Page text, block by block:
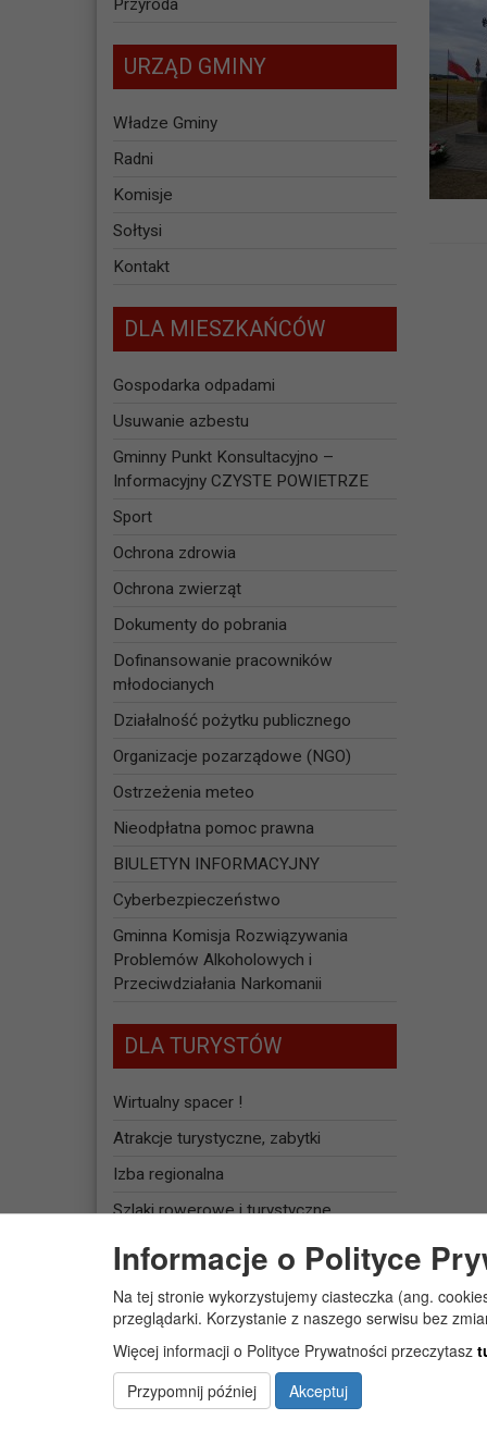
Przyroda
URZĄD GMINY
Władze Gminy
Radni
Komisje
Sołtysi
Kontakt
DLA MIESZKAŃCÓW
Gospodarka odpadami
Usuwanie azbestu
Gminny Punkt Konsultacyjno –
Informacyjny CZYSTE POWIETRZE
Sport
Ochrona zdrowia
Ochrona zwierząt
Dokumenty do pobrania
Dofinansowanie pracowników
młodocianych
Działalność pożytku publicznego
Organizacje pozarządowe (NGO)
Ostrzeżenia meteo
Nieodpłatna pomoc prawna
BIULETYN INFORMACYJNY
Cyberbezpieczeństwo
Gminna Komisja Rozwiązywania
Problemów Alkoholowych i
Przeciwdziałania Narkomanii
DLA TURYSTÓW
Wirtualny spacer !
Atrakcje turystyczne, zabytki
Izba regionalna
Szlaki rowerowe i turystyczne
Baza noclegowa
JEDNOSTKI
ORGANIZACYJNE
Żłobek Gminny „PUCHATEK”
Informacje o Polityce
Na tej stronie wykorzystujemy ciasteczka (ang.
przeglądarki. Korzystanie z naszego serwisu bez
Więcej informacji o Polityce Prywatności przeczytasz
Przypomnij później
Akceptuj